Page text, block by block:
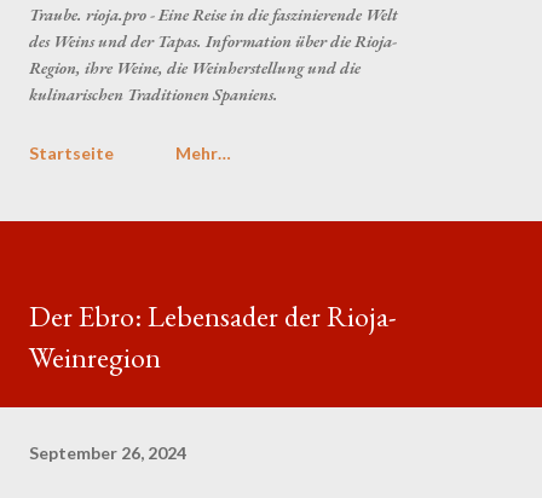
Traube. rioja.pro - Eine Reise in die faszinierende Welt
des Weins und der Tapas. Information über die Rioja-
Region, ihre Weine, die Weinherstellung und die
kulinarischen Traditionen Spaniens.
Startseite Mehr…
Der Ebro: Lebensader der Rioja-
Weinregion
September 26, 2024